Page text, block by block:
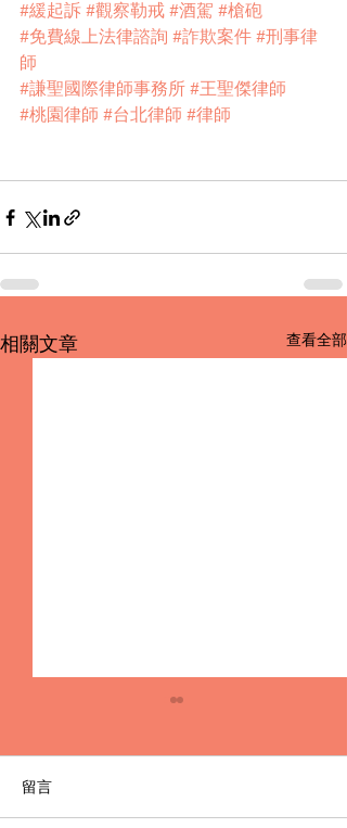
#緩起訴 #觀察勒戒 #酒駕 #槍砲
#免費線上法律諮詢 #詐欺案件 #刑事律
師
#謙聖國際律師事務所 #王聖傑律師
#桃園律師 #台北律師 #律師
相關文章 查看全部
留言